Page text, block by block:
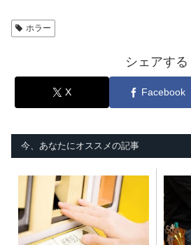
ホラー
シェアする
X Facebook
今、あなたにオススメの記事